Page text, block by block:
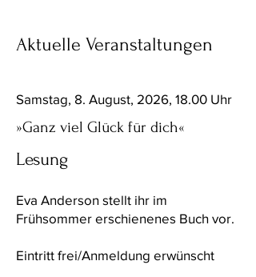
Aktuelle Veranstaltungen
Samstag, 8. August, 2026, 18.00 Uhr
»Ganz viel Glück für dich«
Lesung
Eva Anderson stellt ihr im
Frühsommer erschienenes Buch vor.
Eintritt frei/Anmeldung erwünscht